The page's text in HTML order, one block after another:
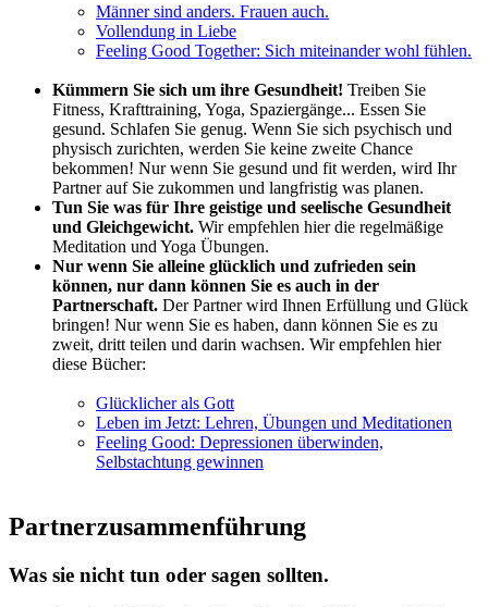
Männer sind anders. Frauen auch.
Vollendung in Liebe
Feeling Good Together: Sich miteinander wohl fühlen.
Kümmern Sie sich um ihre Gesundheit! Treiben Sie
Fitness, Krafttraining, Yoga, Spaziergänge... Essen Sie
gesund. Schlafen Sie genug. Wenn Sie sich psychisch und
physisch zurichten, werden Sie keine zweite Chance
bekommen! Nur wenn Sie gesund und fit werden, wird Ihr
Partner auf Sie zukommen und langfristig was planen.
Tun Sie was für Ihre geistige und seelische Gesundheit
und Gleichgewicht. Wir empfehlen hier die regelmäßige
Meditation und Yoga Übungen.
Nur wenn Sie alleine glücklich und zufrieden sein
können, nur dann können Sie es auch in der
Partnerschaft. Der Partner wird Ihnen Erfüllung und Glück
bringen! Nur wenn Sie es haben, dann können Sie es zu
zweit, dritt teilen und darin wachsen. Wir empfehlen hier
diese Bücher:
Glücklicher als Gott
Leben im Jetzt: Lehren, Übungen und Meditationen
Feeling Good: Depressionen überwinden,
Selbstachtung gewinnen
Partnerzusammenführung
Was sie nicht tun oder sagen sollten.